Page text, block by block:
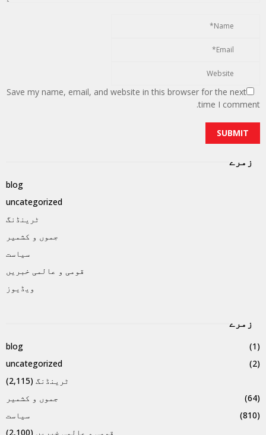
Save my name, email, and website in this browser for the next
time I comment.
زمرے
blog
uncategorized
ٹرینڈنگ
جموں و کشمیر
سیاست
قومی و عالمی خبریں
ویڈیوز
زمرے
blog
(1)
uncategorized
(2)
ٹرینڈنگ (2,115)
جموں و کشمیر
(64)
سیاست
(810)
قومی و عالمی خبریں (2,100)